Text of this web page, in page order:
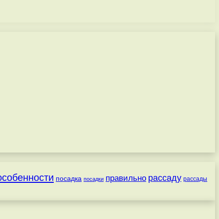
посадка посадки правильно рассаду рассады